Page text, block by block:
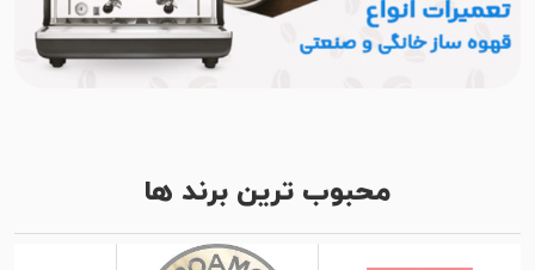
محبوب ترین برند ها